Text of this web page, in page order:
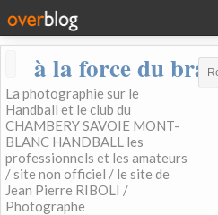
à la force du bras
La photographie sur le
Handball et le club du
CHAMBERY SAVOIE MONT-
BLANC HANDBALL les
professionnels et les amateurs
/ site non officiel / le site de
Jean Pierre RIBOLI /
Photographe